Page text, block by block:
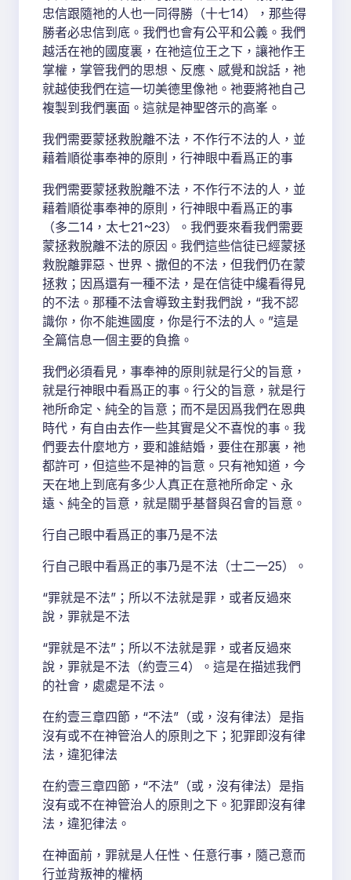
忠信跟隨祂的人也一同得勝（十七14），那些得
勝者必忠信到底。我們也會有公平和公義。我們
越活在祂的國度裏，在祂這位王之下，讓祂作王
掌權，掌管我們的思想、反應、感覺和說話，祂
就越使我們在這一切美德里像祂。祂要將祂自己
複製到我們裏面。這就是神聖啓示的高峯。
我們需要蒙拯救脫離不法，不作行不法的人，並
藉着順從事奉神的原則，行神眼中看爲正的事
我們需要蒙拯救脫離不法，不作行不法的人，並
藉着順從事奉神的原則，行神眼中看爲正的事
（多二14，太七21~23）。我們要來看我們需要
蒙拯救脫離不法的原因。我們這些信徒已經蒙拯
救脫離罪惡、世界、撒但的不法，但我們仍在蒙
拯救；因爲還有一種不法，是在信徒中纔看得見
的不法。那種不法會導致主對我們說，“我不認
識你，你不能進國度，你是行不法的人。”這是
全篇信息一個主要的負擔。
我們必須看見，事奉神的原則就是行父的旨意，
就是行神眼中看爲正的事。行父的旨意，就是行
祂所命定、純全的旨意；而不是因爲我們在恩典
時代，有自由去作一些其實是父不喜悅的事。我
們要去什麼地方，要和誰結婚，要住在那裏，祂
都許可，但這些不是神的旨意。只有祂知道，今
天在地上到底有多少人真正在意祂所命定、永
遠、純全的旨意，就是關乎基督與召會的旨意。
行自己眼中看爲正的事乃是不法
行自己眼中看爲正的事乃是不法（士二一25）。
“罪就是不法”；所以不法就是罪，或者反過來
說，罪就是不法
“罪就是不法”；所以不法就是罪，或者反過來
說，罪就是不法（約壹三4）。這是在描述我們
的社會，處處是不法。
在約壹三章四節，“不法”（或，沒有律法）是指
沒有或不在神管治人的原則之下；犯罪即沒有律
法，違犯律法
在約壹三章四節，“不法”（或，沒有律法）是指
沒有或不在神管治人的原則之下。犯罪即沒有律
法，違犯律法。
在神面前，罪就是人任性、任意行事，隨己意而
行並背叛神的權柄